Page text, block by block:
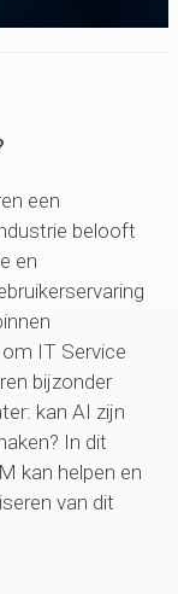
een
belooft
en
IT Service
bijzonder
kan AI zijn
In dit
kan helpen en
van dit